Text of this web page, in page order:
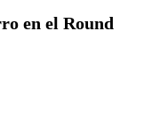
en el Round